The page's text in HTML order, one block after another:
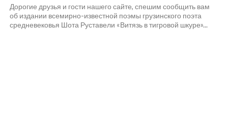
Дорогие друзья и гости нашего сайте, спешим сообщить вам
об издании всемирно-известной поэмы грузинского поэта
средневековья Шота Руставели «Витязь в тигровой шкуре»...